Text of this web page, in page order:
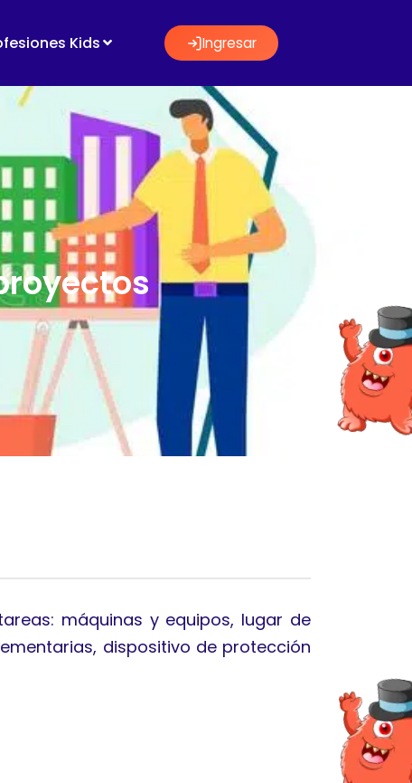
Kids Ingresar
máquinas y equipos, lugar de
dispositivo de protección